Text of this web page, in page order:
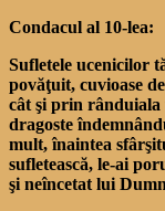
Condacul al 10-lea:
Sufletele ucenicilor
povăţuit, cuvioase
cât şi prin rânduiala
dragoste
mult, înaintea
sufletească, le-ai
şi neîncetat lui